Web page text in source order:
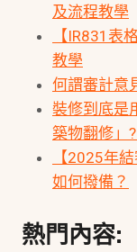
及流程教學
【IR831表
教學
何謂審計意
裝修到底是
築物翻修」
【2025年
如何撥備？
熱門內容: